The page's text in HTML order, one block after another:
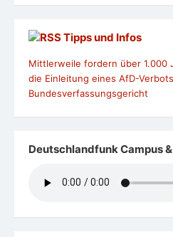
Tipps und Infos
Mittlerweile fordern über 1.000
die Einleitung eines AfD-
Bundesverfassungsgericht
Deutschlandfunk Campus